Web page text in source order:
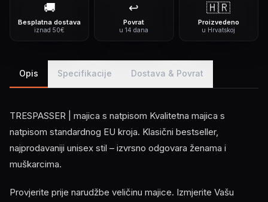
🚚
Besplatna dostava
iznad 50€
↩️
Povrat
u 14 dana
🇭🇷
Proizvedeno
u Hrvatskoj
Opis Specifikacije Dostava & Povrat
TRESPASSER | majica s natpisom Kvalitetna majica s
natpisom standardnog EU kroja. Klasični bestseller,
najprodavaniji unisex stil – izvrsno odgovara ženama i
muškarcima.
Provjerite prije narudžbe veličinu majice. Izmjerite Vašu